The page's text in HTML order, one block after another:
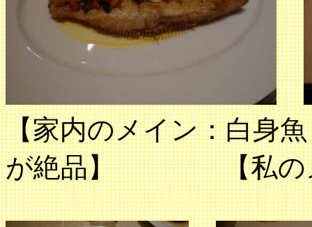
【家内のメイン：白身
が絶品】 【私のメ